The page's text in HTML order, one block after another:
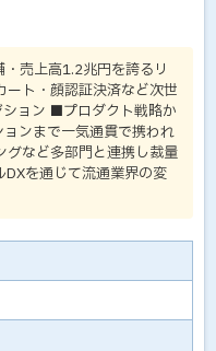
売上高1.2兆円を誇るリ
ト・顔認証決済など次世
ョン ■プロダクト戦略か
ンまで一気通貫で携われ
など多部門と連携し裁量
を通じて流通業界の変